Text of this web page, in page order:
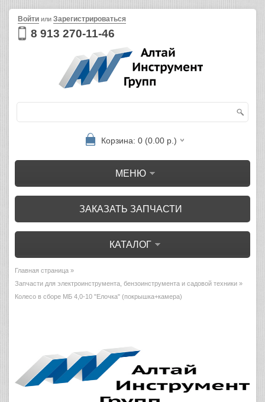
8 913 270-11-46
Войти или Зарегистрироваться
Корзина: 0 (0.00 р.)
МЕНЮ
ЗАКАЗАТЬ ЗАПЧАСТИ
КАТАЛОГ
Главная страница »
Запчасти для электроинструмента, бензоинструмента и садовой техники »
Колесо в сборе МБ 4,0-10 "Елочка" (покрышка+камера)